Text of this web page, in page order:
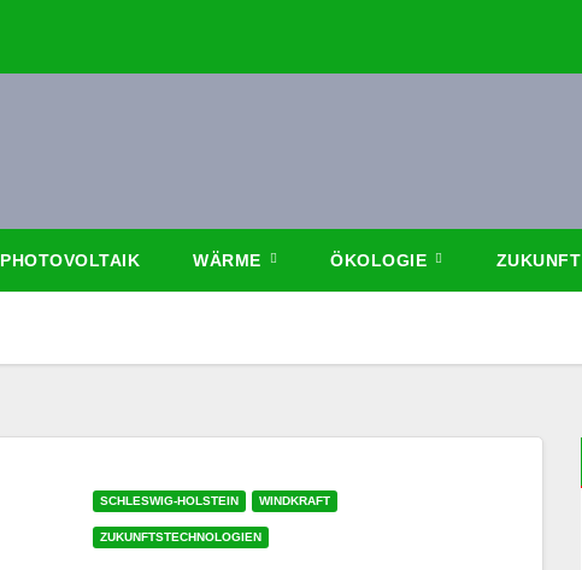
PHOTOVOLTAIK WÄRME ÖKOLOGIE ZUKUNFT
SCHLESWIG-HOLSTEIN WINDKRAFT
ZUKUNFTSTECHNOLOGIEN